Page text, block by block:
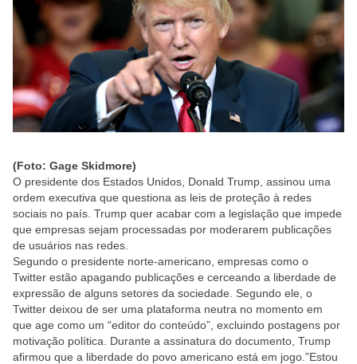
(Foto: Gage Skidmore)
O presidente dos Estados Unidos, Donald Trump, assinou uma
ordem executiva que questiona as leis de proteção à redes
sociais no país. Trump quer acabar com a legislação que impede
que empresas sejam processadas por moderarem publicações
de usuários nas redes.
Segundo o presidente norte-americano, empresas como o
Twitter estão apagando publicações e cerceando a liberdade de
expressão de alguns setores da sociedade. Segundo ele, o
Twitter deixou de ser uma plataforma neutra no momento em
que age como um “editor do conteúdo”, excluindo postagens por
motivação política. Durante a assinatura do documento, Trump
afirmou que a liberdade do povo americano está em jogo.”Estou